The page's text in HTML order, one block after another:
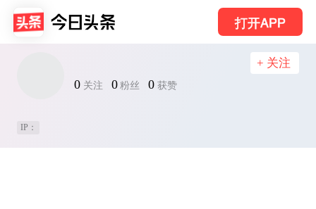
打开APP
0 关注 0 粉丝 0 获赞
+ 关注
IP：